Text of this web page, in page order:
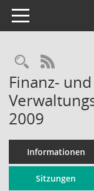
Toggle navigation
RSS-
Finanz- und
2009
Informationen
Sitzungen